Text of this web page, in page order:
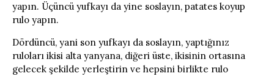
yapın. Üçüncü yufkayı da yine soslayın, patates koyup
rulo yapın.
Dördüncü, yani son yufkayı da soslayın, yaptığınız
ruloları ikisi alta yanyana, diğeri üste, ikisinin ortasına
gelecek şekilde yerleştirin ve hepsini birlikte rulo